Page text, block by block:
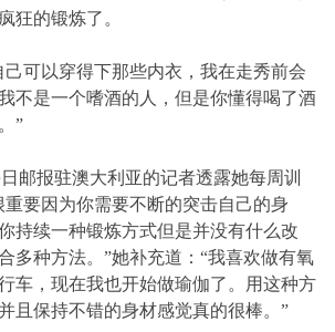
狂的锻炼了。
己可以穿得下那些内衣，我在走秀前会
不是一个嗜酒的人，但是你懂得喝了酒
”
邮报驻澳大利亚的记者透露她每周训
重要因为你需要不断的突击自己的身
持续一种锻炼方式但是并没有什么改
多种方法。”她补充道：“我喜欢做有氧
车，现在我也开始做瑜伽了。用这种方
且保持不错的身材感觉真的很棒。”